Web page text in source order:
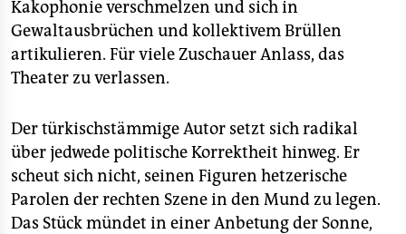
Kakophonie verschmelzen und sich in
Gewaltausbrüchen und kollektivem Brüllen
artikulieren. Für viele Zuschauer Anlass, das
Theater zu verlassen.
Der türkischstämmige Autor setzt sich radikal
über jedwede politische Korrektheit hinweg. Er
scheut sich nicht, seinen Figuren hetzerische
Parolen der rechten Szene in den Mund zu legen.
Das Stück mündet in einer Anbetung der Sonne,